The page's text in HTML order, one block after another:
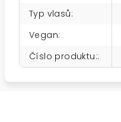
Typ vlasů:
Vegan:
Číslo produktu::